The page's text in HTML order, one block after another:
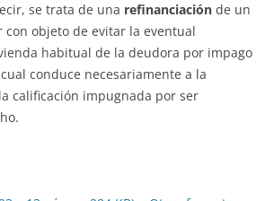
se trata de una refinanciación de un
objeto de evitar la eventual
habitual de la deudora por impago
conduce necesariamente a la
calificación impugnada por ser